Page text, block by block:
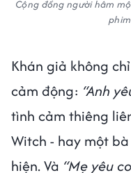
Cộng đồng người hâm
Khán giả không
cảm động: “Anh
tình cảm thiêng
Witch - hay một
hiện. Và “Mẹ yêu